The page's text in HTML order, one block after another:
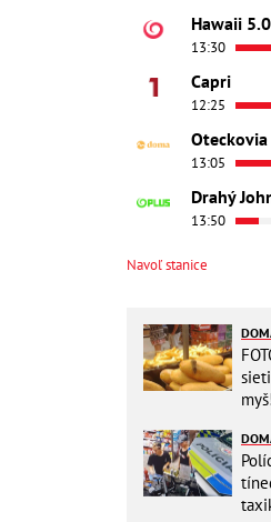
Hawaii 5.0
13:30
Capri
12:25
Oteckovia
13:05
Drahý
13:50
Navoľ stanice